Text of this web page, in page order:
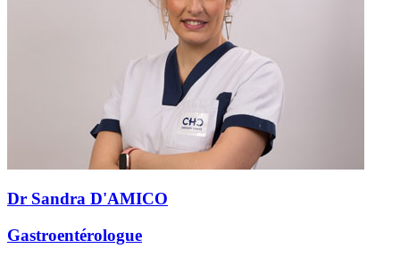
Dr Sandra D'AMICO
Gastroentérologue